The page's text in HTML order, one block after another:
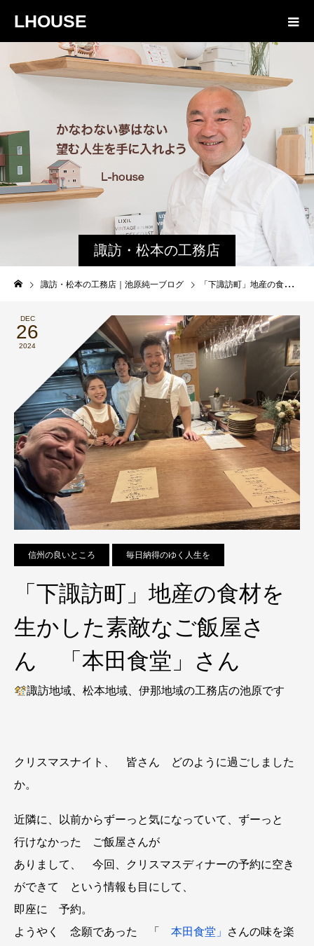
LHOUSE
諏訪・松本の工務店
の社長ブログ｜家族
物語８４３
諏訪・松本の工務店｜池原純一ブログ 「下諏訪町」地産の食材を生かした素敵なご飯屋さん 「本田食堂」さん
DEC
26
2024
信州の良いところ 毎日納得のゆく人生を
「下諏訪町」地産の食材を
生かした素敵なご飯屋さ
ん 「本田食堂」さん
諏訪地域、松本地域、伊那地域の工務店の池原です
クリスマスナイト、 皆さん どのように過ごしました
か。
近隣に、以前からずーっと気になっていて、ずーっと
行けなかった ご飯屋さんが
ありまして、 今回、クリスマスディナーの予約に空き
ができて という情報も目にして、
即座に 予約。
ようやく 念願であった 「
本田食堂」
さんの味を楽